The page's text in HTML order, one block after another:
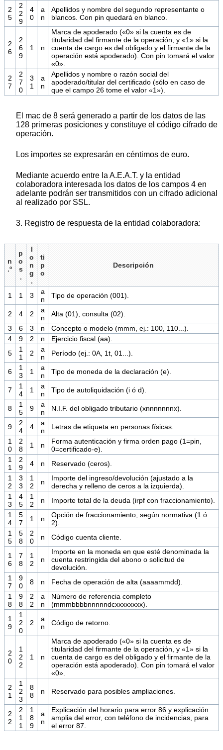
2
5
2
2
9
4
0
a
n
Apellidos y nombre del segundo representante o
blancos. Con pin quedará en blanco.
2
6
2
6
9
1 n
Marca de apoderado («0» si la cuenta es de
titularidad del firmante de la operación, y «1» si la
cuenta de cargo es del obligado y el firmante de la
operación está apoderado). Con pin tomará el valor
«0».
2
7
2
7
0
3
1
a
n
Apellidos y nombre o razón social del
apoderado/titular del certificado (sólo en caso de
que el campo 26 tome el valor «1»).
El mac de 8 será generado a partir de los datos de las
128 primeras posiciones y constituye el código cifrado de
operación.
Los importes se expresarán en céntimos de euro.
Mediante acuerdo entre la A.E.A.T. y la entidad
colaboradora interesada los datos de los campos 4 en
adelante podrán ser transmitidos con un cifrado adicional
al realizado por SSL.
3. Registro de respuesta de la entidad colaboradora:
n
.º
p
o
s
.
l
o
n
g
.
ti
p
o
Descripción
1 1 3
a
n
Tipo de operación (001).
2 4 2
a
n
Alta (01), consulta (02).
3
6 3 n
Concepto o modelo (mmm, ej.: 100, 110...).
4
9 2 n
Ejercicio fiscal (aa).
5
1
1
2
a
n
Período (ej.: 0A, 1t, 01...).
6
1
3
1
a
n
Tipo de moneda de la declaración (e).
7
1
4
1
a
n
Tipo de autoliquidación (i ó d).
8
1
5
9
a
n
N.I.F. del obligado tributario (xnnnnnnnx).
9
2
4
4
a
n
Letras de etiqueta en personas físicas.
1
0
2
8
1 n
Forma autenticación y firma orden pago (1=pin,
0=certificado-e).
1
1
2
9
4 n
Reservado (ceros).
1
2
3
3
1
2
n
Importe del ingreso/devolución (ajustado a la
derecha y relleno de ceros a la izquierda).
1
3
4
5
1
2
n
Importe total de la deuda (irpf con fraccionamiento).
1
4
5
7
1 n
Opción de fraccionamiento, según normativa (1 ó
2).
1
5
5
8
2
0
n Código cuenta cliente.
1
6
7
8
1
2
n
Importe en la moneda en que esté denominada la
cuenta restringida del abono o solicitud de
devolución.
1
7
9
0
8 n
Fecha de operación de alta (aaaammdd).
1
8
9
8
2
2
a
n
Número de referencia completo
(mmmbbbbnnnnndcxxxxxxxx).
1
9
1
2
0
2
a
n
Código de retorno.
2
0
1
2
2
1 n
Marca de apoderado («0» si la cuenta es de
titularidad del firmante de la operación, y «1» si la
cuenta de cargo es del obligado y el firmante de la
operación está apoderado). Con pin tomará el valor
«0».
2
1
1
2
3
8
8
n Reservado para posibles ampliaciones.
2
2
2
1
1
1
8
9
a
n
Explicación del horario para error 86 y explicación
amplia del error, con teléfono de incidencias, para
el error 87.